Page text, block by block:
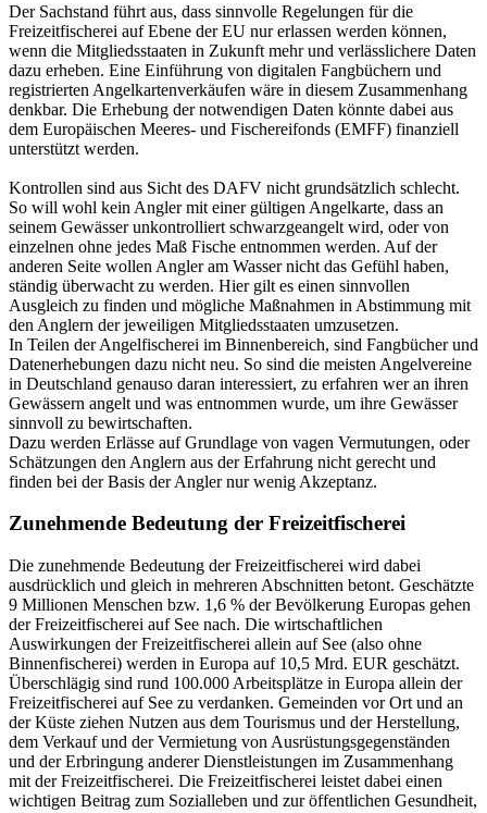
Der Sachstand führt aus, dass sinnvolle Regelungen für die
Freizeitfischerei auf Ebene der EU nur erlassen werden können,
wenn die Mitgliedsstaaten in Zukunft mehr und verlässlichere Daten
dazu erheben. Eine Einführung von digitalen Fangbüchern und
registrierten Angelkartenverkäufen wäre in diesem Zusammenhang
denkbar. Die Erhebung der notwendigen Daten könnte dabei aus
dem Europäischen Meeres- und Fischereifonds (EMFF) finanziell
unterstützt werden.
Kontrollen sind aus Sicht des DAFV nicht grundsätzlich schlecht.
So will wohl kein Angler mit einer gültigen Angelkarte, dass an
seinem Gewässer unkontrolliert schwarzgeangelt wird, oder von
einzelnen ohne jedes Maß Fische entnommen werden. Auf der
anderen Seite wollen Angler am Wasser nicht das Gefühl haben,
ständig überwacht zu werden. Hier gilt es einen sinnvollen
Ausgleich zu finden und mögliche Maßnahmen in Abstimmung mit
den Anglern der jeweiligen Mitgliedsstaaten umzusetzen.
In Teilen der Angelfischerei im Binnenbereich, sind Fangbücher und
Datenerhebungen dazu nicht neu. So sind die meisten Angelvereine
in Deutschland genauso daran interessiert, zu erfahren wer an ihren
Gewässern angelt und was entnommen wurde, um ihre Gewässer
sinnvoll zu bewirtschaften.
Dazu werden Erlässe auf Grundlage von vagen Vermutungen, oder
Schätzungen den Anglern aus der Erfahrung nicht gerecht und
finden bei der Basis der Angler nur wenig Akzeptanz.
Zunehmende Bedeutung der Freizeitfischerei
Die zunehmende Bedeutung der Freizeitfischerei wird dabei
ausdrücklich und gleich in mehreren Abschnitten betont. Geschätzte
9 Millionen Menschen bzw. 1,6 % der Bevölkerung Europas gehen
der Freizeitfischerei auf See nach. Die wirtschaftlichen
Auswirkungen der Freizeitfischerei allein auf See (also ohne
Binnenfischerei) werden in Europa auf 10,5 Mrd. EUR geschätzt.
Überschlägig sind rund 100.000 Arbeitsplätze in Europa allein der
Freizeitfischerei auf See zu verdanken. Gemeinden vor Ort und an
der Küste ziehen Nutzen aus dem Tourismus und der Herstellung,
dem Verkauf und der Vermietung von Ausrüstungsgegenständen
und der Erbringung anderer Dienstleistungen im Zusammenhang
mit der Freizeitfischerei. Die Freizeitfischerei leistet dabei einen
wichtigen Beitrag zum Sozialleben und zur öffentlichen Gesundheit,